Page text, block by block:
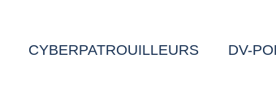
CYBERPATROUILLEURS DV-